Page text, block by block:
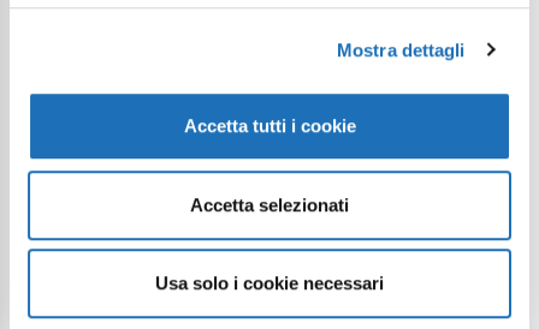
Mostra dettagli
Accetta tutti i cookie
Accetta selezionati
Usa solo i cookie necessari